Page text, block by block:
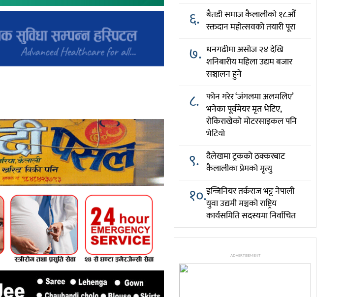
६. बैतडी समाज कैलालीको १८औँ
रक्तदान महोत्सवको तयारी पूरा
७. धनगढीमा असोज २४ देखि
शनिबारीय महिला उद्यम बजार
सञ्चालन हुने
८. फोन गरेर ‘जंगलमा अलमलिए’
भनेका पूर्वमेयर मृत भेटिए,
रोकिराखेको मोटरसाइकल पनि
भेटियो
९. दैलेखमा ट्रकको ठक्करबाट
कैलालीका प्रेमको मृत्यु
१०.इन्जिनियर तर्कराज भट्ट नेपाली
युवा उद्यमी मञ्चको राष्ट्रिय
कार्यसमिति सदस्यमा निर्वाचित
ADVERTISEMENT